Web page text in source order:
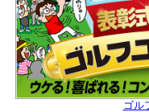
ゴル